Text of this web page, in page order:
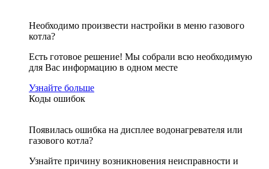
Необходимо произвести настройки в меню газового
котла?
Есть готовое решение! Мы собрали всю необходимую
для Вас информацию в одном месте
Узнайте больше
Коды ошибок
Появилась ошибка на дисплее водонагревателя или
газового котла?
Узнайте причину возникновения неисправности и